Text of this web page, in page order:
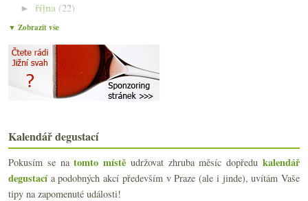
►října (22)
►září(21)
▼července
Winecaching, fotosoutěž a nahá nymfa
Decanter, Géčko, vlašáky, kamínky, Stavekgnac…
Pstruhařství Mlýny
Výsledky ankety „Odradí vás restaurační marže na v...
Nejen ryzlink v přírodě
Chladnička na dvě vína
Když Müller-Thurgau nadchne
7x ryzlinkové překyselení žaludku
▼ Zobrazit vše
Kalendář degustací
Pokusím se natomto místě udržovat zhruba měsíc dopředukalendář
degustacía podobných akcí především v Praze (ale i jinde), uvítám Vaše
tipy na zapomenuté události!